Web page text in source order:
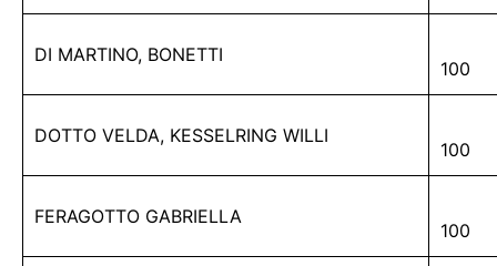
DI MARTINO, BONETTI
100
DOTTO VELDA, KESSELRING WILLI
100
FERAGOTTO GABRIELLA
100